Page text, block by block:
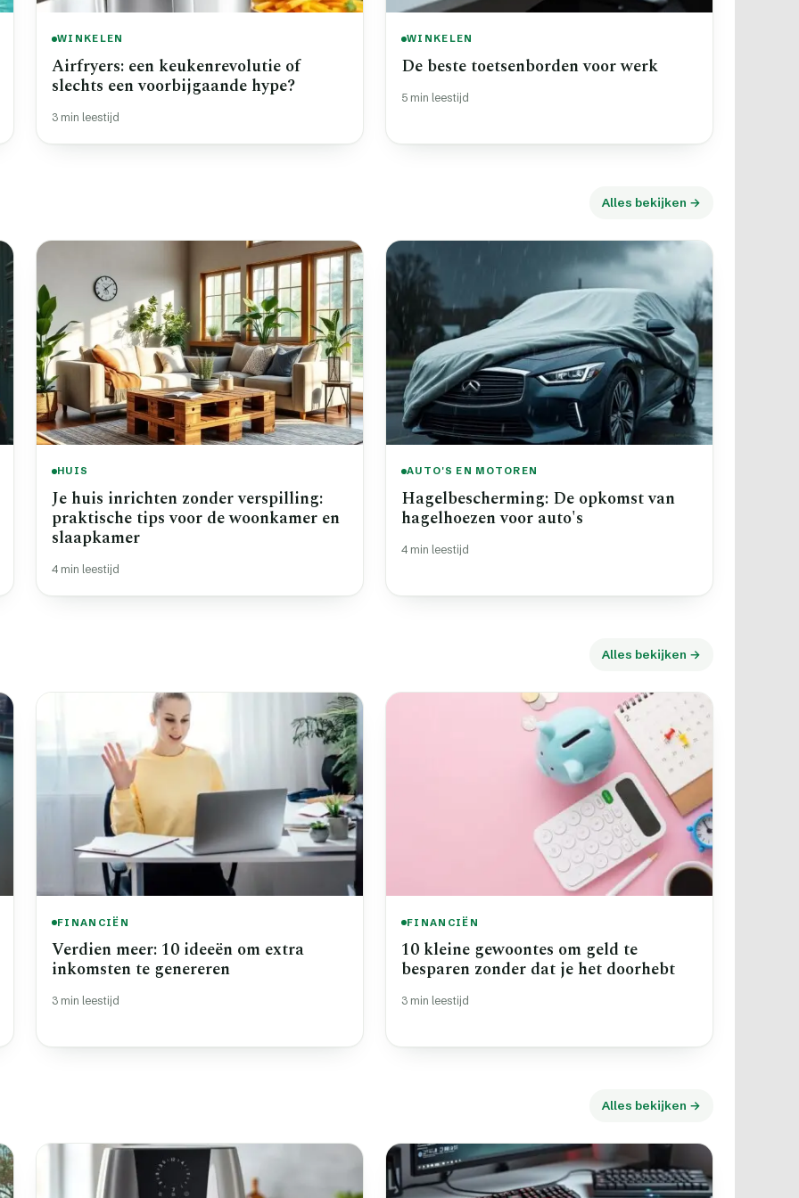
WINKELEN
Airfryers: een keukenrevolutie of
slechts een voorbijgaande hype?
3 min leestijd
WINKELEN
De beste toetsenborden voor werk
5 min leestijd
Alles bekijken →
HUIS
Je huis inrichten zonder verspilling:
praktische tips voor de woonkamer en
slaapkamer
4 min leestijd
AUTO'S EN MOTOREN
Hagelbescherming: De opkomst van
hagelhoezen voor auto's
4 min leestijd
Alles bekijken →
FINANCIËN
Verdien meer: 10 ideeën om extra
inkomsten te genereren
3 min leestijd
FINANCIËN
10 kleine gewoontes om geld te
besparen zonder dat je het doorhebt
3 min leestijd
Alles bekijken →